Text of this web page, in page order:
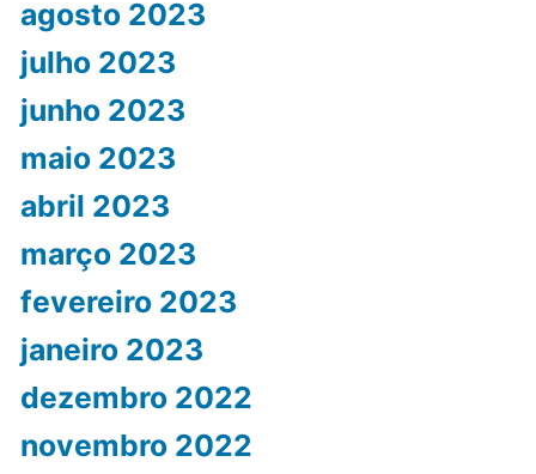
agosto 2023
julho 2023
junho 2023
maio 2023
abril 2023
março 2023
fevereiro 2023
janeiro 2023
dezembro 2022
novembro 2022